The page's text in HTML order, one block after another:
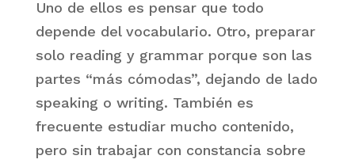
Uno de ellos es pensar que todo
depende del vocabulario. Otro, preparar
solo reading y grammar porque son las
partes “más cómodas”, dejando de lado
speaking o writing. También es
frecuente estudiar mucho contenido,
pero sin trabajar con constancia sobre